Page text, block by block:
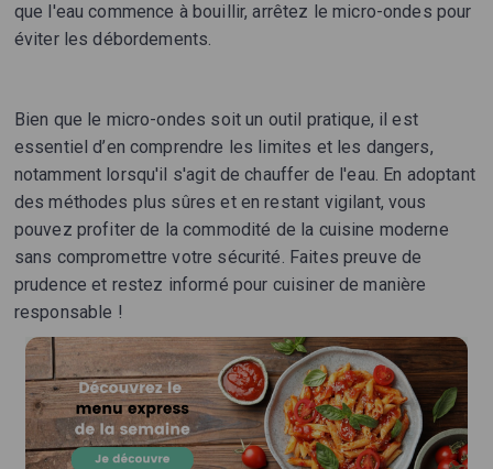
que l'eau commence à bouillir, arrêtez le micro-ondes pour
éviter les débordements.
Bien que le micro-ondes soit un outil pratique, il est
essentiel d’en comprendre les limites et les dangers,
notamment lorsqu'il s'agit de chauffer de l'eau. En adoptant
des méthodes plus sûres et en restant vigilant, vous
pouvez profiter de la commodité de la cuisine moderne
sans compromettre votre sécurité. Faites preuve de
prudence et restez informé pour cuisiner de manière
responsable !